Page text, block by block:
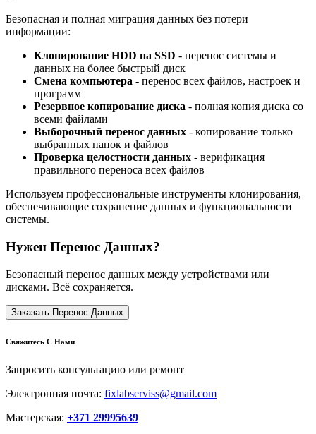
Безопасная и полная миграция данных без потери
информации:
Клонирование HDD на SSD - перенос системы и
данных на более быстрый диск
Смена компьютера - перенос всех файлов, настроек и
программ
Резервное копирование диска - полная копия диска со
всеми файлами
Выборочный перенос данных - копирование только
выбранных папок и файлов
Проверка целостности данных - верификация
правильного переноса всех файлов
Используем профессиональные инструменты клонирования,
обеспечивающие сохранение данных и функциональности
системы.
Нужен Перенос Данных?
Безопасный перенос данных между устройствами или
дисками. Всё сохраняется.
Заказать Перенос Данных
Свяжитесь С Нами
Запросить консультацию или ремонт
Электронная почта: fixlabserviss@gmail.com
Мастерская: +371 29995639